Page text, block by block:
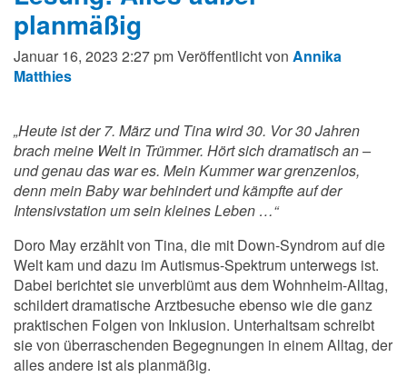
planmäßig
Januar 16, 2023 2:27 pmVeröffentlicht von Annika
Matthies
„Heute ist der 7. März und Tina wird 30. Vor 30 Jahren
brach meine Welt in Trümmer. Hört sich dramatisch an –
und genau das war es. Mein Kummer war grenzenlos,
denn mein Baby war behindert und kämpfte auf der
Intensivstation um sein kleines Leben …“
Doro May erzählt von Tina, die mit Down-Syndrom auf die
Welt kam und dazu im Autismus-Spektrum unterwegs ist.
Dabei berichtet sie unverblümt aus dem Wohnheim-Alltag,
schildert dramatische Arztbesuche ebenso wie die ganz
praktischen Folgen von Inklusion. Unterhaltsam schreibt
sie von überraschenden Begegnungen in einem Alltag, der
alles andere ist als planmäßig.